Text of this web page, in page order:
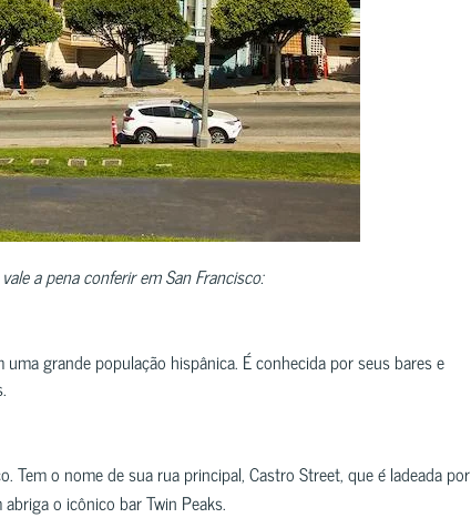
a pena conferir em San Francisco:
grande população hispânica. É conhecida por seus bares e
Tem o nome de sua rua principal, Castro Street, que é ladeada por
o icônico bar Twin Peaks.